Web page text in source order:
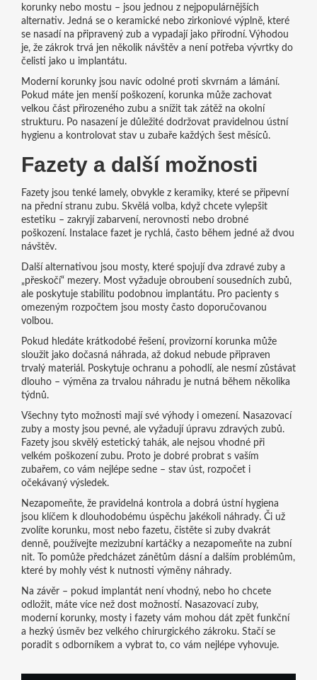
korunky nebo mostu – jsou jednou z nejpopulárnějších
alternativ. Jedná se o keramické nebo zirkoniové výplně, které
se nasadí na připravený zub a vypadají jako přírodní. Výhodou
je, že zákrok trvá jen několik návštěv a není potřeba vývrtky do
čelisti jako u implantátu.
Moderní korunky jsou navíc odolné proti skvrnám a lámání.
Pokud máte jen menší poškození, korunka může zachovat
velkou část přirozeného zubu a snížit tak zátěž na okolní
strukturu. Po nasazení je důležité dodržovat pravidelnou ústní
hygienu a kontrolovat stav u zubaře každých šest měsíců.
Fazety a další možnosti
Fazety jsou tenké lamely, obvykle z keramiky, které se připevní
na přední stranu zubu. Skvělá volba, když chcete vylepšit
estetiku – zakryjí zabarvení, nerovnosti nebo drobné
poškození. Instalace fazet je rychlá, často během jedné až dvou
návštěv.
Další alternativou jsou mosty, které spojují dva zdravé zuby a
„přeskočí“ mezery. Most vyžaduje obroubení sousedních zubů,
ale poskytuje stabilitu podobnou implantátu. Pro pacienty s
omezeným rozpočtem jsou mosty často doporučovanou
volbou.
Pokud hledáte krátkodobé řešení, provizorní korunka může
sloužit jako dočasná náhrada, až dokud nebude připraven
trvalý materiál. Poskytuje ochranu a pohodlí, ale nesmí zůstávat
dlouho – výměna za trvalou náhradu je nutná během několika
týdnů.
Všechny tyto možnosti mají své výhody i omezení. Nasazovací
zuby a mosty jsou pevné, ale vyžadují úpravu zdravých zubů.
Fazety jsou skvělý estetický tahák, ale nejsou vhodné při
velkém poškození zubu. Proto je dobré probrat s vaším
zubařem, co vám nejlépe sedne – stav úst, rozpočet i
očekávaný výsledek.
Nezapomeňte, že pravidelná kontrola a dobrá ústní hygiena
jsou klíčem k dlouhodobému úspěchu jakékoli náhrady. Či už
zvolíte korunku, most nebo fazetu, čistěte si zuby dvakrát
denně, používejte mezizubní kartáčky a nezapomeňte na zubní
nit. To pomůže předcházet zánětům dásní a dalším problémům,
které by mohly vést k nutnosti výměny náhrady.
Na závěr – pokud implantát není vhodný, nebo ho chcete
odložit, máte více než dost možností. Nasazovací zuby,
moderní korunky, mosty i fazety vám mohou dát zpět funkční
a hezký úsměv bez velkého chirurgického zákroku. Stačí se
poradit s odborníkem a vybrat to, co vám nejlépe vyhovuje.